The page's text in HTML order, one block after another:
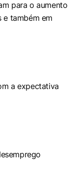
para o aumento
e também em
a expectativa